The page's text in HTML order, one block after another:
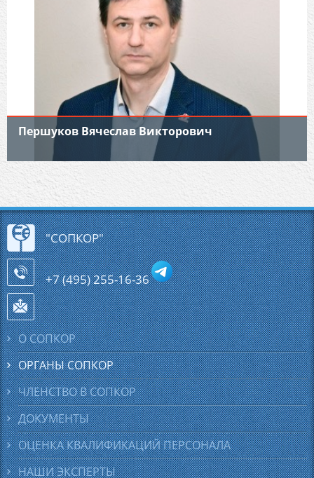
Першуков Вячеслав Викторович
"СОПКОР"
+7 (495) 255-16-36
О СОПКОР
ОРГАНЫСОПКОР
ЧЛЕНСТВО ВСОПКОР
ДОКУМЕНТЫ
ОЦЕНКА КВАЛИФИКАЦИЙ ПЕРСОНАЛА
НАШИ ЭКСПЕРТЫ